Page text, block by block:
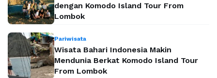
dengan Komodo Island Tour From
Lombok
Pariwisata
Wisata Bahari Indonesia Makin
Mendunia Berkat Komodo Island Tour
From Lombok